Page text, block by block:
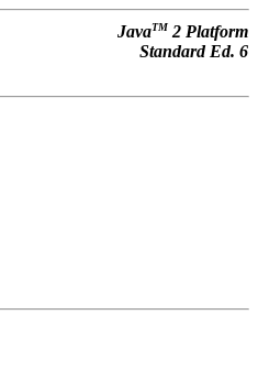
JavaTM 2 Platform
Standard Ed. 6